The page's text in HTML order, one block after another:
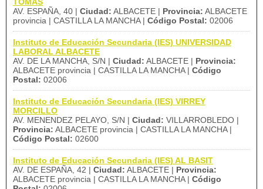
AV. ESPAÑA, 40 | Ciudad: ALBACETE | Provincia: ALBACETE
provincia | CASTILLA LA MANCHA | Código Postal: 02006
Instituto de Educación Secundaria (IES) UNIVERSIDAD
LABORAL ALBACETE
AV. DE LA MANCHA, S/N | Ciudad: ALBACETE | Provincia:
ALBACETE provincia | CASTILLA LA MANCHA | Código
Postal: 02006
Instituto de Educación Secundaria (IES) VIRREY
MORCILLO
AV. MENENDEZ PELAYO, S/N | Ciudad: VILLARROBLEDO |
Provincia: ALBACETE provincia | CASTILLA LA MANCHA |
Código Postal: 02600
Instituto de Educación Secundaria (IES) AL BASIT
AV. DE ESPAÑA, 42 | Ciudad: ALBACETE | Provincia:
ALBACETE provincia | CASTILLA LA MANCHA | Código